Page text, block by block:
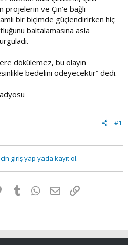
ve Çin’e bağlı
bir biçimde güçlendirirken hiç
baltalamasına asla
dökülemez, bu olayın
bedelini ödeyecektir” dedi.
#1
giriş yap yada kayıt ol.
Pinterest
Tumblr WhatsApp
E-postaLink